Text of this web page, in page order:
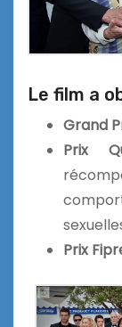
Le film a
Grand
Prix
Prix